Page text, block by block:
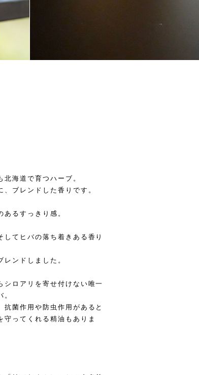
海道で育つハーブ。
ブレンドした香りです。
るすっきり感。
てヒバの落ち着きある香り
ンドしました。
シロアリを寄せ付けない唯一
菌作用や防虫作用があると
守ってくれる精油もありま